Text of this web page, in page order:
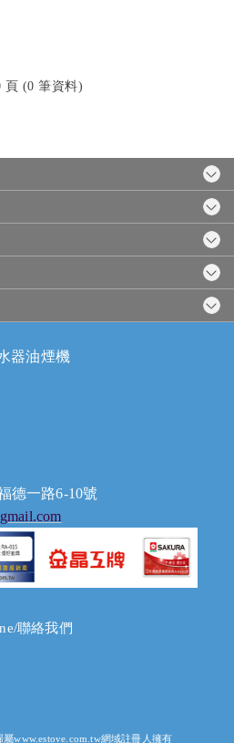
頁 (0 筆資料)
器油煙機
德一路6-10號
聯絡我們
www.estove.com.tw網域註冊人擁有